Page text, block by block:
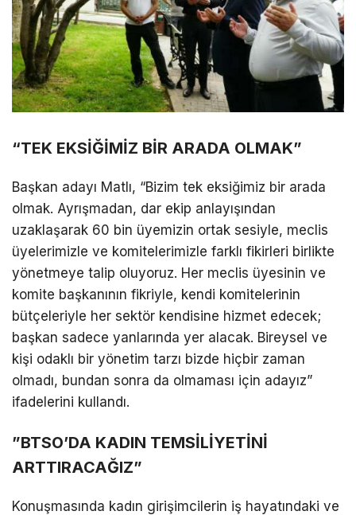
“TEK EKSİĞİMİZ BİR ARADA OLMAK”
Başkan adayı Matlı, “​Bizim tek eksiğimiz bir arada
olmak. Ayrışmadan, dar ekip anlayışından
uzaklaşarak 60 bin üyemizin ortak sesiyle, meclis
üyelerimizle ve komitelerimizle farklı fikirleri birlikte
yönetmeye talip oluyoruz. Her meclis üyesinin ve
komite başkanının fikriyle, kendi komitelerinin
bütçeleriyle her sektör kendisine hizmet edecek;
başkan sadece yanlarında yer alacak. Bireysel ve
kişi odaklı bir yönetim tarzı bizde hiçbir zaman
olmadı, bundan sonra da olmaması için adayız”
ifadelerini kullandı.
​”BTSO’DA KADIN TEMSİLİYETİNİ
ARTTIRACAĞIZ”
​Konuşmasında kadın girişimcilerin iş hayatındaki ve